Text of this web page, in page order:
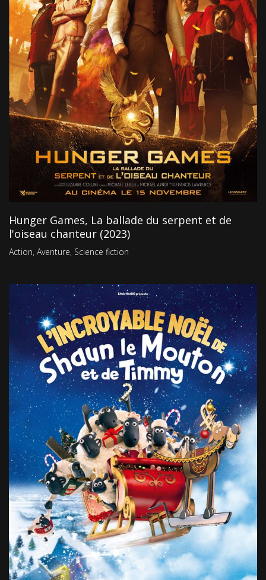
Hunger Games, La ballade du serpent et de
l'oiseau chanteur (2023)
Action, Aventure, Science fiction